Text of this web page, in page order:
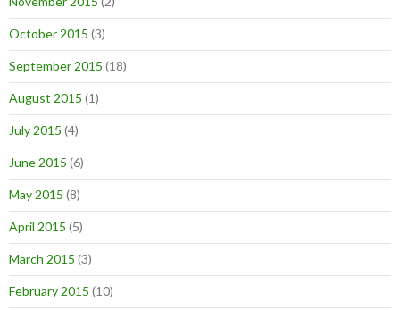
October 2015 (3)
September 2015 (18)
August 2015 (1)
July 2015 (4)
June 2015 (6)
May 2015 (8)
April 2015 (5)
March 2015 (3)
February 2015 (10)